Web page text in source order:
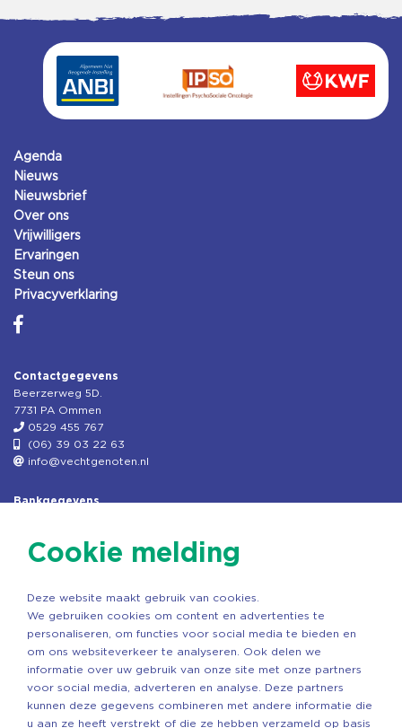
Agenda
Nieuws
Nieuwsbrief
Over ons
Vrijwilligers
Ervaringen
Steun ons
Privacyverklaring
Contactgegevens
Beerzerweg 5D.
7731 PA Ommen
0529 455 767
(06) 39 03 22 63
info@vechtgenoten.nl
Bankgegevens
Rek.nr: NL85RABO0127579230
Copyright ©2026 Vechtgenoten
Cookie melding
Deze website maakt gebruik van cookies.
We gebruiken cookies om content en advertenties te
personaliseren, om functies voor social media te bieden en
om ons websiteverkeer te analyseren. Ook delen we
informatie over uw gebruik van onze site met onze partners
voor social media, adverteren en analyse. Deze partners
kunnen deze gegevens combineren met andere informatie die
u aan ze heeft verstrekt of die ze hebben verzameld op basis